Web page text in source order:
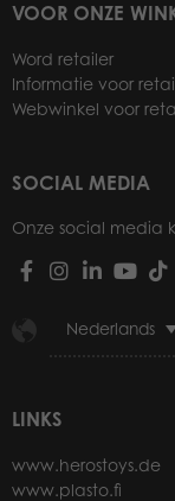
VOOR ONZE
Word retailer
Informatie voor
Webwinkel voor
SOCIAL MEDIA
Onze social media
Nederlands
LINKS
www.herostoys.de
www.plasto.fi